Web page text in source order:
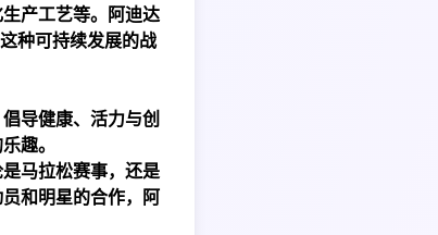
产工艺等。阿迪达
种可持续发展的战
导健康、活力与创
趣。
马拉松赛事，还是
和明星的合作，阿